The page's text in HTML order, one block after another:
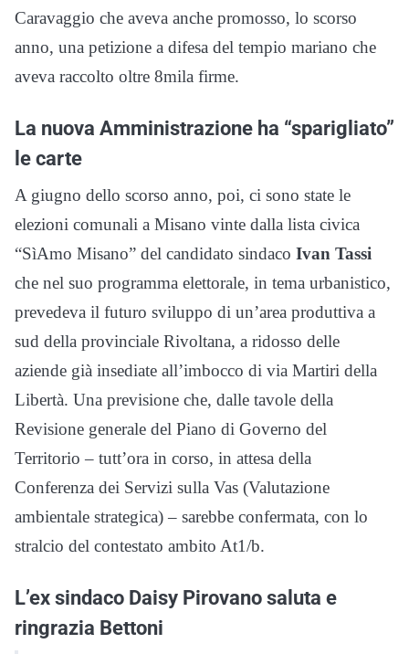
Caravaggio che aveva anche promosso, lo scorso
anno, una petizione a difesa del tempio mariano che
aveva raccolto oltre 8mila firme.
La nuova Amministrazione ha “sparigliato”
le carte
A giugno dello scorso anno, poi, ci sono state le
elezioni comunali a Misano vinte dalla lista civica
“SìAmo Misano” del candidato sindaco Ivan Tassi
che nel suo programma elettorale, in tema urbanistico,
prevedeva il futuro sviluppo di un’area produttiva a
sud della provinciale Rivoltana, a ridosso delle
aziende già insediate all’imbocco di via Martiri della
Libertà. Una previsione che, dalle tavole della
Revisione generale del Piano di Governo del
Territorio – tutt’ora in corso, in attesa della
Conferenza dei Servizi sulla Vas (Valutazione
ambientale strategica) – sarebbe confermata, con lo
stralcio del contestato ambito At1/b.
L’ex sindaco Daisy Pirovano saluta e
ringrazia Bettoni